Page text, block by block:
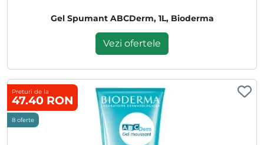
Gel Spumant ABCDerm, 1L, Bioderma
Vezi ofertele
Preturi de la
47.40 RON
8 oferte